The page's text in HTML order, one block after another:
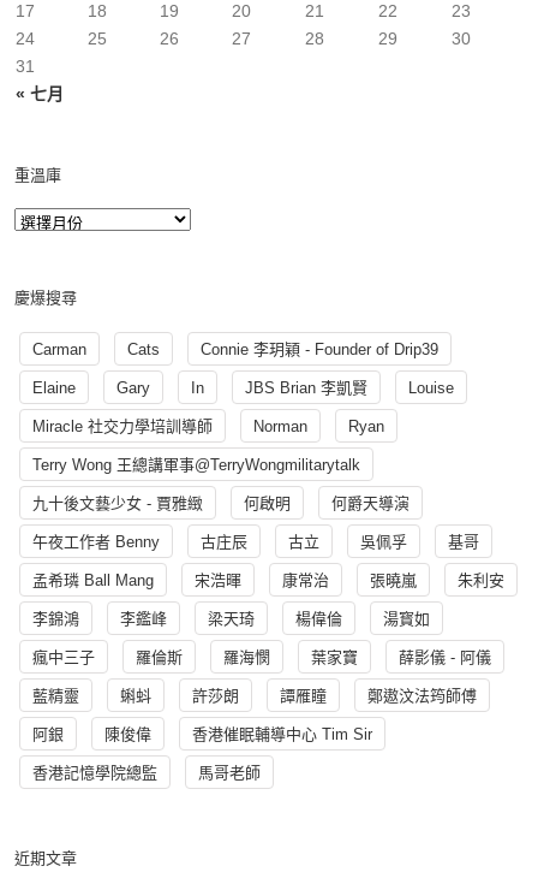
« 七月
17
18 19 20 21 22
23
24
25 26 27 28 29
30
31
重溫庫
慶爆搜尋
Carman Cats Connie 李玥穎 - Founder of Drip39
Elaine Gary In JBS Brian 李凱賢 Louise
Miracle 社交力學培訓導師 Norman Ryan
Terry Wong 王總講軍事@TerryWongmilitarytalk
九十後文藝少女 - 賈雅緻 何啟明 何爵天導演
午夜工作者 Benny 古庄辰 古立 吳佩孚 基哥
孟希璘 Ball Mang 宋浩暉 康常治 張曉嵐 朱利安
李錦鴻 李鑑峰 梁天琦 楊偉倫 湯寳如
瘋中三子 羅倫斯 羅海憫 葉家寶 薛影儀 - 阿儀
藍精靈 蝌蚪 許莎朗 譚雁瞳 鄭遨汶法筠師傅
阿銀 陳俊偉 香港催眠輔導中心 Tim Sir
香港記憶學院總監 馬哥老師
近期文章